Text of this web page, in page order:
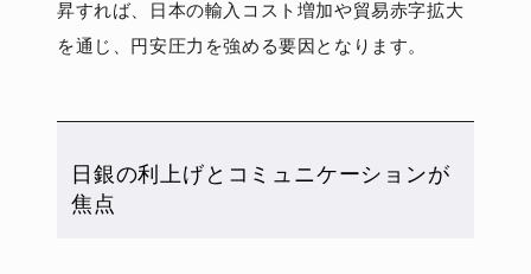
昇すれば、日本の輸入コスト増加や貿易赤字拡大
を通じ、円安圧力を強める要因となります。
日銀の利上げとコミュニケーションが
焦点